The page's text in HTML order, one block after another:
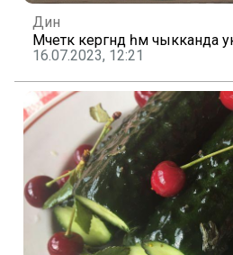
Дин
Мәчеткә кергәндә һәм
16.07.2023, 12:21